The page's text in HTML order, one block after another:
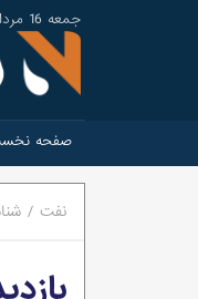
جمعه 16 مرداد 1405
صفحه
نفت /